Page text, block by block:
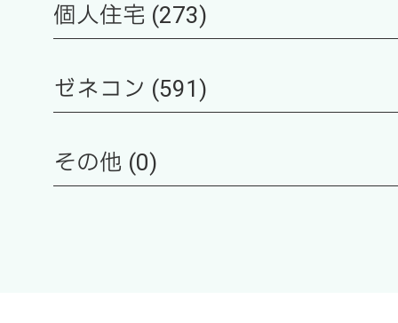
個人住宅 (273)
ゼネコン (591)
その他 (0)